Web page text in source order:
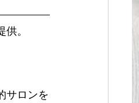
。
サロンを